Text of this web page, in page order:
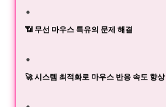
📶 무선 마우스 특유의 문제 해결
🚀 시스템 최적화로 마우스 반응 속도 향상